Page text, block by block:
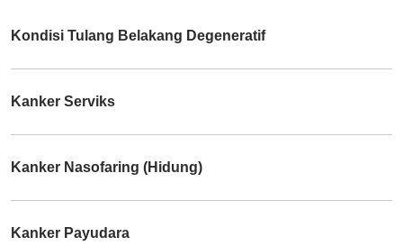
Kondisi Tulang Belakang Degeneratif
Kanker Serviks
Kanker Nasofaring (Hidung)
Kanker Payudara